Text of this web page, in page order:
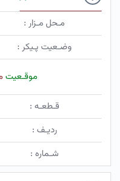
مـحل مـزار :
وضـعیت پـیکر :
موقـعیت
قـطعـه :
ردیـف :
شـماره :